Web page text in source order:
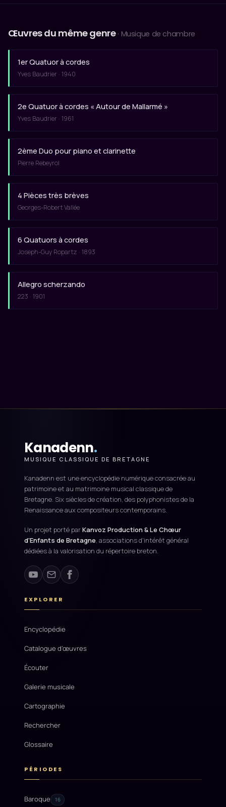
Œuvres du même genre · Musique de chambre
1er Quatuor à cordes
Yves Baudrier · 1940
2e Quatuor à cordes « Autour de Mallarmé »
Yves Baudrier · 1961
2ème Duo pour piano et clarinette
Pierre Rebeyrol
4 Pièces très brèves
Georges-Robert Vallée
6 Quatuors à cordes
Joseph-Guy Ropartz · 1893
Allegro scherzando
223 · 1901
Kanadenn.
MUSIQUE CLASSIQUE DE BRETAGNE
Kanadenn est une encyclopédie numérique consacrée au
patrimoine et au matrimoine musical classique de
Bretagne. Six siècles de création, des polyphonistes de la
Renaissance aux compositeurs contemporains.
Un projet porté parKanvoz Production & Le Chœur
d'Enfants de Bretagne, associations d'intérêt général
dédiées à la valorisation du répertoire breton.
EXPLORER
Encyclopédie
Catalogue d'œuvres
Écouter
Galerie musicale
Cartographie
Rechercher
Glossaire
PÉRIODES
Baroque 16